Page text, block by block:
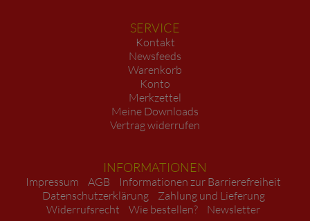
SERVICE
Kontakt
Newsfeeds
Warenkorb
Konto
Merkzettel
Meine Downloads
Vertrag widerrufen
INFORMATIONEN
Impressum AGB
Informationen zur Barrierefreiheit
Datenschutzerklärung
Zahlung und Lieferung
Widerrufsrecht
Wie bestellen? Newsletter